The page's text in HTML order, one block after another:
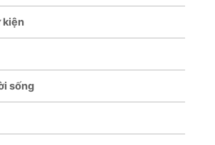
kiện
sống